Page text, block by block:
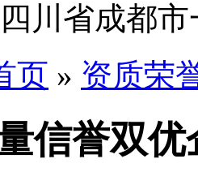
川省成都
页 » 资质荣
信誉双优